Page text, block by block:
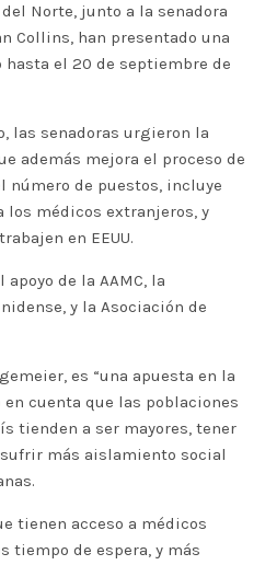
Norte, junto a la senadora
Collins, han presentado una
el 20 de septiembre de
las senadoras urgieron la
además mejora el proceso de
número de puestos, incluye
los médicos extranjeros, y
en EEUU.
de la AAMC, la
y la Asociación de
es “una apuesta en la
cuenta que las poblaciones
tienden a ser mayores, tener
más aislamiento social
tienen acceso a médicos
tiempo de espera, y más